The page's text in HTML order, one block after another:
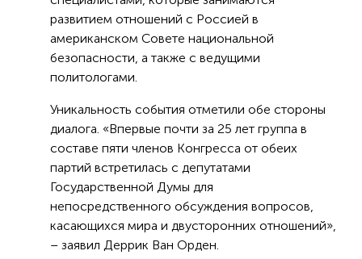
развитием отношений с Россией в
американском Совете национальной
безопасности, а также с ведущими
политологами.
Уникальность события отметили обе стороны
диалога. «Впервые почти за 25 лет группа в
составе пяти членов Конгресса от обеих
партий встретилась с депутатами
Государственной Думы для
непосредственного обсуждения вопросов,
касающихся мира и двусторонних отношений»,
– заявил Деррик Ван Орден.